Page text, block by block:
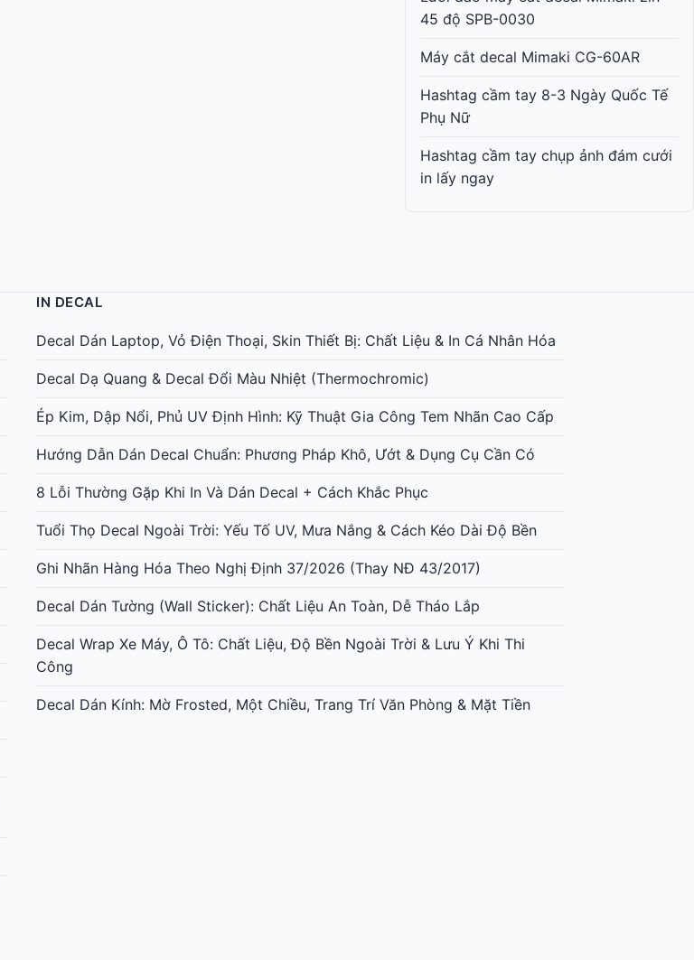
45 độ SPB-0030
Máy cắt decal Mimaki CG-60AR
Hashtag cầm tay 8-3 Ngày Quốc Tế
Phụ Nữ
Hashtag cầm tay chụp ảnh đám cưới
in lấy ngay
IN DECAL
Decal Dán Laptop, Vỏ Điện Thoại, Skin Thiết Bị: Chất Liệu & In Cá Nhân Hóa
Decal Dạ Quang & Decal Đổi Màu Nhiệt (Thermochromic)
Ép Kim, Dập Nổi, Phủ UV Định Hình: Kỹ Thuật Gia Công Tem Nhãn Cao Cấp
Hướng Dẫn Dán Decal Chuẩn: Phương Pháp Khô, Ướt & Dụng Cụ Cần Có
8 Lỗi Thường Gặp Khi In Và Dán Decal + Cách Khắc Phục
Tuổi Thọ Decal Ngoài Trời: Yếu Tố UV, Mưa Nắng & Cách Kéo Dài Độ Bền
Ghi Nhãn Hàng Hóa Theo Nghị Định 37/2026 (Thay NĐ 43/2017)
Decal Dán Tường (Wall Sticker): Chất Liệu An Toàn, Dễ Tháo Lắp
Decal Wrap Xe Máy, Ô Tô: Chất Liệu, Độ Bền Ngoài Trời & Lưu Ý Khi Thi
Công
Decal Dán Kính: Mờ Frosted, Một Chiều, Trang Trí Văn Phòng & Mặt Tiền